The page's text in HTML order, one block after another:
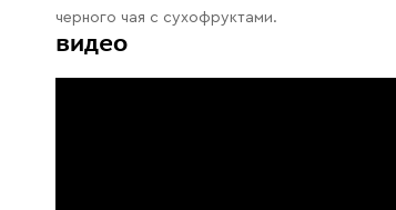
черного чая с сухофруктами.
видео